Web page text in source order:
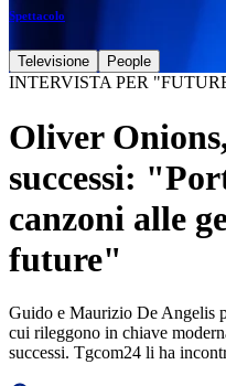
Spettacolo
Televisione People
INTERVISTA PER
Oliver
successi:
canzoni alle
future"
Guido e Maurizio De Angelis
cui rileggono in chiave
successi. Tgcom24 li ha